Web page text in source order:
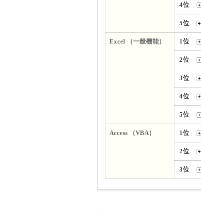
4位
5位
Excel （一般機能） 1位
2位
3位
4位
5位
Access （VBA） 1位
2位
3位